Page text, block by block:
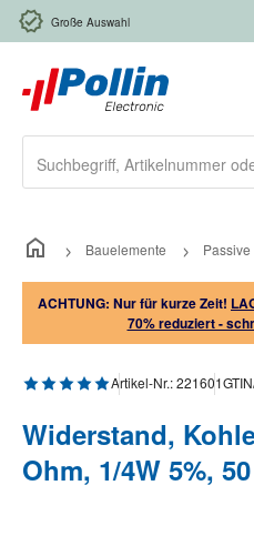
Zum Hauptinhalt springen
Große Auswahl
Bauelemente
ACHTUNG: Nur für kurze Zeit!
70% reduziert -
Durchschnittliche Bewertung
Artikel-Nr.:221601
Widerstand,
Ohm, 1/4W 5%,